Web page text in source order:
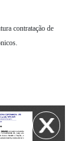
contratação de